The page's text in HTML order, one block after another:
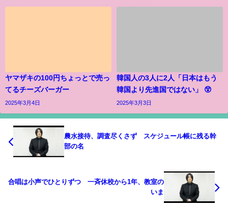
ヤマザキの100円ちょっとで売っ
てるチーズバーガー
2025年3月4日
韓国人の3人に2人「日本はもう
韓国より先進国ではない」 😲
2025年3月3日
農水接待、調査尽くさず スケジュール帳に残る幹
部の名
合唱は小声でひとりずつ 一斉休校から1年、教室の
いま